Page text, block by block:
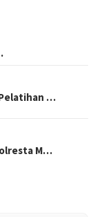
Pelatihan …
M…